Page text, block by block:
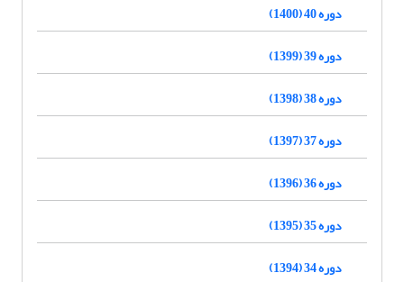
دوره 40 (1400)
دوره 39 (1399)
دوره 38 (1398)
دوره 37 (1397)
دوره 36 (1396)
دوره 35 (1395)
دوره 34 (1394)